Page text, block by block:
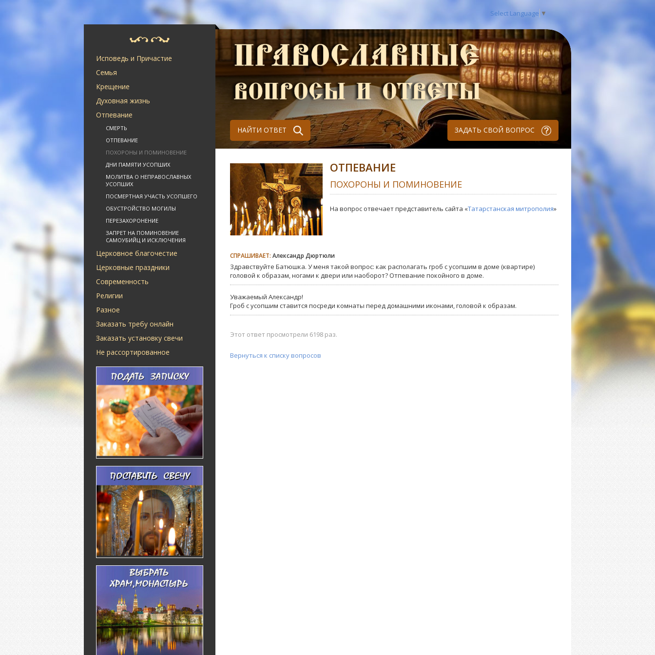
Select Language ▼
Исповедь и Причастие
Семья
Крещение
Духовная жизнь
Отпевание
СМЕРТЬ
ОТПЕВАНИЕ
ПОХОРОНЫ И ПОМИНОВЕНИЕ
ДНИ ПАМЯТИ УСОПШИХ
МОЛИТВА О НЕПРАВОСЛАВНЫХ
УСОПШИХ
ПОСМЕРТНАЯ УЧАСТЬ УСОПШЕГО
ОБУСТРОЙСТВО МОГИЛЫ
ПЕРЕЗАХОРОНЕНИЕ
ЗАПРЕТ НА ПОМИНОВЕНИЕ
САМОУБИЙЦ И ИСКЛЮЧЕНИЯ
Церковное благочестие
Церковные праздники
Современность
Религии
Разное
Заказать требу онлайн
Заказать установку свечи
Не рассортированное
НАЙТИ ОТВЕТ ЗАДАТЬ СВОЙ ВОПРОС
ОТПЕВАНИЕ
ПОХОРОНЫ И ПОМИНОВЕНИЕ
На вопрос отвечает представитель сайта «Татарстанская митрополия»
СПРАШИВАЕТ: Александр Дюртюли
Здравствуйте Батюшка. У меня такой вопрос: как располагать гроб с усопшим в доме (квартире)
головой к образам, ногами к двери или наоборот? Отпевание покойного в доме.
Уважаемый Александр!
Гроб с усопшим ставится посреди комнаты перед домашними иконами, головой к образам.
Этот ответ просмотрели 6198 раз.
Вернуться к списку вопросов